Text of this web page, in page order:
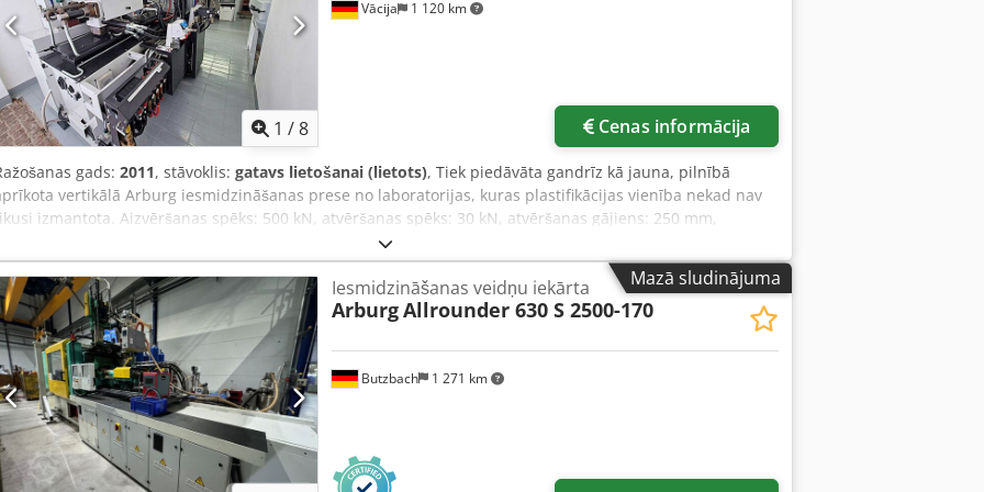
1 /8
Vācija 1 120 km
Cenas informācija
gads: 2011, stāvoklis: gatavs lietošanai (lietots), Tiek piedāvāta gandrīz kā jauna, pilnībā
vertikālā Arburg iesmidzināšanas prese no laboratorijas, kuras plastifikācijas vienība nekad nav
izmantota. Aizvēršanas spēks: 500 kN, atvēršanas spēks: 30 kN, atvēršanas gājiens: 250 mm,
izmetēja spēks: 30 kN, izmetēja gājiens: 70 mm, gliemežtransportiera diametrs: 25 mm/30 mm/35 mm,
piespiešanas spēks: 50 kN, sprauslas atkāpšanās gājiens: 210 mm, sildīšanas jauda: 9 kW,
zonas: 5, granulu tvertnes tilpums: 25 l, tehnoloģijas līmenis: T2, rotējošā galda diametrs: 900
Iekārtas izmēri (X/Y/Z): apmēram 3400 mm / 2050 mm / 3500 mm, svars: apmēram 4200 kg, darba
9201 h, iekārtas cikli: apmēram 120 tūkst. Iekārta tika izmantota tikai kompozītmateriāliem,
piemēram, oglekļa šķiedrai un kevlaram. Pieejama dokumentācija. Iespējama apskate uz vietas. Djdpfozd
Aahewa
Mazā sludinājuma
Butzbach 1 271 km
Iesmidzināšanas veidņu iekārta
ArburgAllrounder 630 S 2500-170